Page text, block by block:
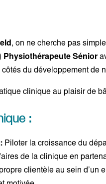
, on ne cherche pas
Physiothérapeute Sénior
du développement de
clinique au plaisir de
:
Piloter la croissance du
de la clinique en
clientèle au sein d’un